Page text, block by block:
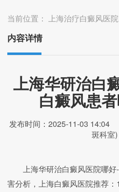
当前位置： 上海治疗白癜风医院
内容详情
上海华研治白
白癜风患
发布时间：2025-11-03 14:04
斑科室)
上海华研治白癜风医院哪好-
害分析，上海白癜风医院推荐